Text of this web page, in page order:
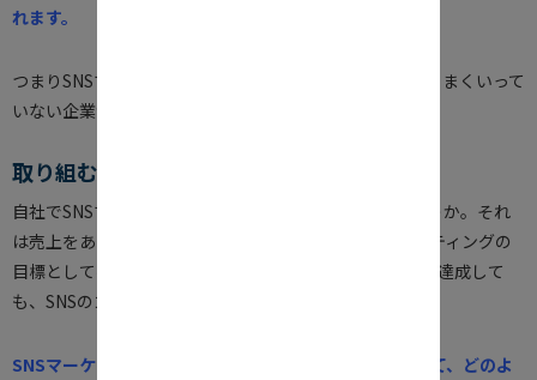
れます。
つまりSNSマーケティングに取り組んでいるのだけど、うまくいって
いない企業が多いのです。
取り組む目的に立ち返ること
自社でSNSマーケティングに取り組む目的はなんでしょうか。それ
は売上をあげることに他なりません。つまりSNSマーケティングの
目標として掲げたフォロワー数や、
数を達成して
も、SNSのゴールといえないのです。
SNSマーケティングでは、売上に繋げるための戦略を立て、どのよ